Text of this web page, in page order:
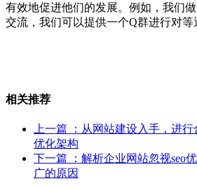
有效地促进他们的发展。例如，我们
交流，我们可以提供一个Q群进行对等
相关推荐
上一篇
：从网站建设入手，进
优化架构
下一篇
：解析企业网站忽视seo
广的原因